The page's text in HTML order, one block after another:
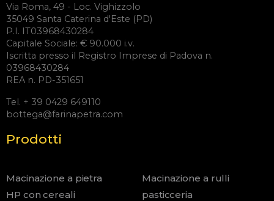
Via Roma, 49 - Loc. Vighizzolo
35049 Santa Caterina d'Este (PD)
P.I. IT03968430284
Capitale Sociale: € 90.000 i.v.
Iscritta presso il Registro Imprese di Padova n.
03968430284
REA n. PD-351651
Tel. + 39 0429 649110
bottega@farinapetra.com
Prodotti
Macinazione a pietra
HP con cereali
Macinazione a rulli
pasticceria